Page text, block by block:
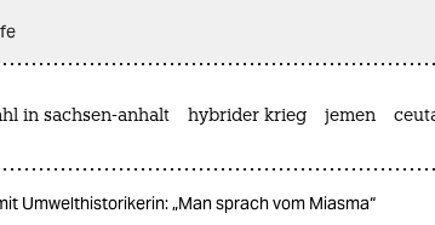
in sachsen-anhalt hybrider krieg jemen
Umwelthistorikerin: „Man sprach vom Miasma“